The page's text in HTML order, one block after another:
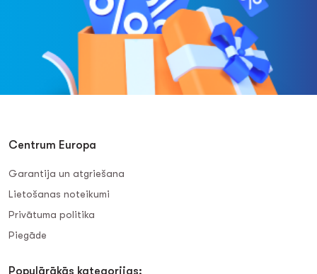
Centrum Europa
Garantija un atgriešana
Lietošanas noteikumi
Privātuma politika
Piegāde
Populārākās kategorijas: